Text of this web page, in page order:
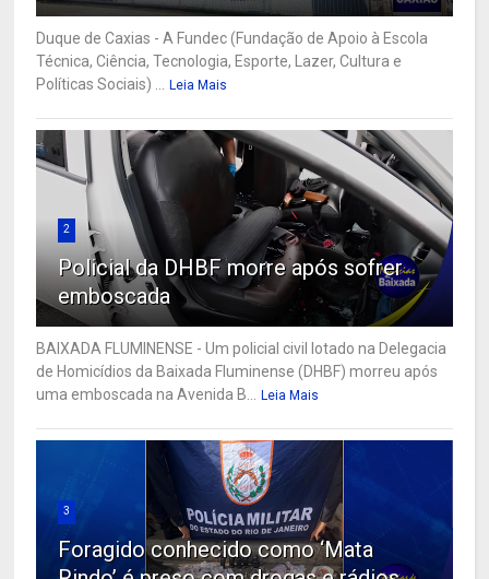
Duque de Caxias - A Fundec (Fundação de Apoio à Escola
Técnica, Ciência, Tecnologia, Esporte, Lazer, Cultura e
Políticas Sociais) ...
Leia Mais
2
Policial da DHBF morre após sofrer
emboscada
BAIXADA FLUMINENSE - Um policial civil lotado na Delegacia
de Homicídios da Baixada Fluminense (DHBF) morreu após
uma emboscada na Avenida B...
Leia Mais
3
Foragido conhecido como ‘Mata